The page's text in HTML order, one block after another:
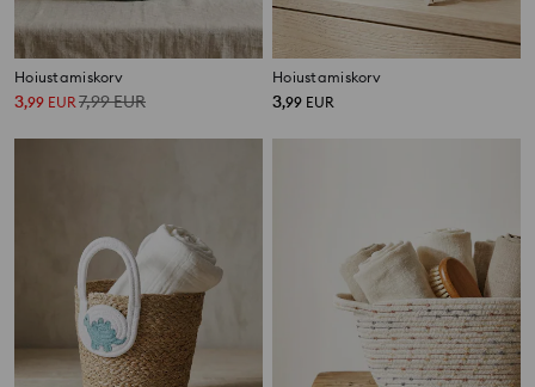
Hoiustamiskorv
3,99 EUR7,99EUR
Hoiustamiskorv
3,99 EUR